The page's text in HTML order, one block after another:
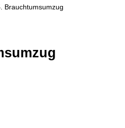
Brauchtumsumzug